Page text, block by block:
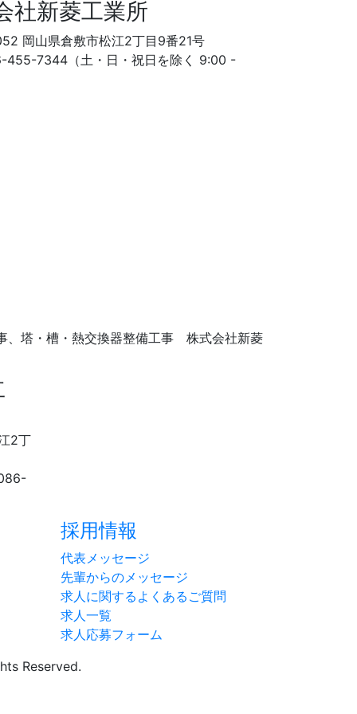
社新菱工業所
岡山県倉敷市松江2丁目9番21号
455-7344（土・日・祝日を除く 9:00 -
、塔・槽・熱交換器整備工事 株式会社新菱
2丁
採用情報
代表メッセージ
先輩からのメッセージ
求人に関するよくあるご質問
求人一覧
求人応募フォーム
Reserved.